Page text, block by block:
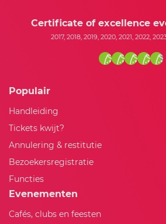
Certificate of excellence
2017, 2018, 2019, 2020, 2021, 2022,
Populair
Handleiding
Tickets kwijt?
Annulering & restitutie
Bezoekersregistratie
Functies
Evenementen
Cafés, clubs en feesten